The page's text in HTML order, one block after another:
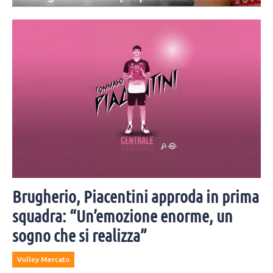
Brugherio, Piacentini approda in prima
squadra: “Un’emozione enorme, un
sogno che si realizza”
Volley Mercato